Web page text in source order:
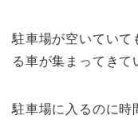
駐車場が空いていて
る車が集まってきて
駐車場に入るのに時